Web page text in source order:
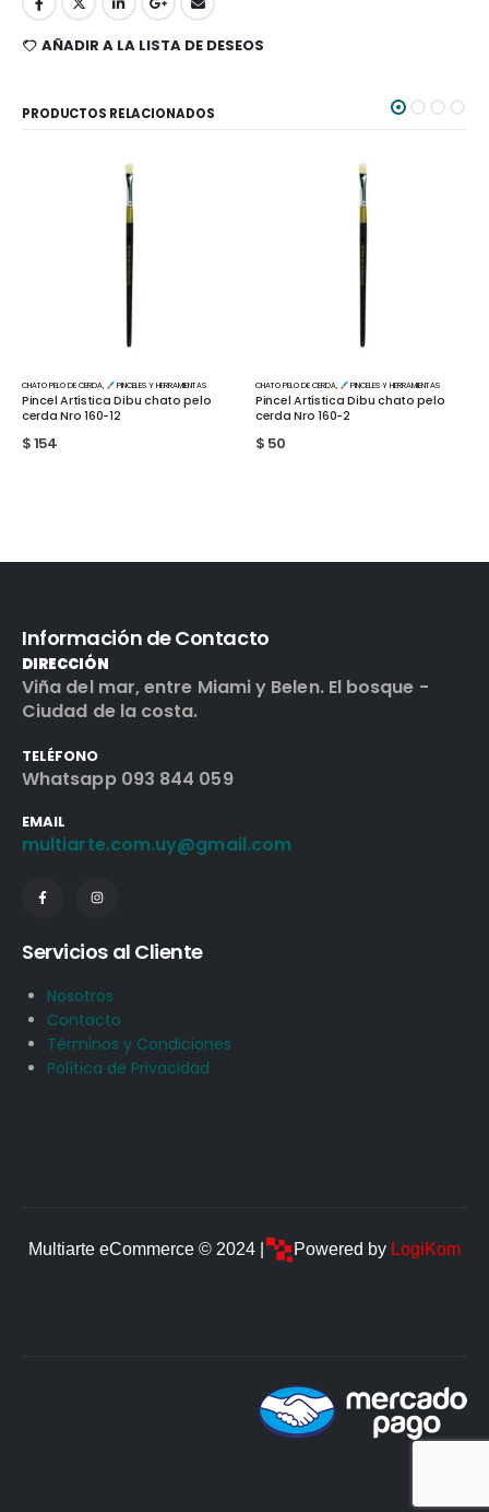
AÑADIR A LA LISTA DE DESEOS
PRODUCTOS RELACIONADOS
CHATO PELO DE CERDA, PINCELES Y HERRAMIENTAS
Pincel Artística Dibu chato pelo
cerda Nro 160-2
$50
CHATO PELO DE CERDA, PINCELES Y HERRAMIENTAS
Pincel Artística Dibu chato pelo
cerda Nro 160-4
$70
Información de Contacto
DIRECCIÓN
Viña del mar, entre Miami y Belen. El bosque -
Ciudad de la costa.
TELÉFONO
Whatsapp 093 844 059
EMAIL
multiarte.com.uy@gmail.com
Servicios al Cliente
Nosotros
Contacto
Términos y Condiciones
Política de Privacidad
Multiarte eCommerce © 2024 | Powered by LogiKom